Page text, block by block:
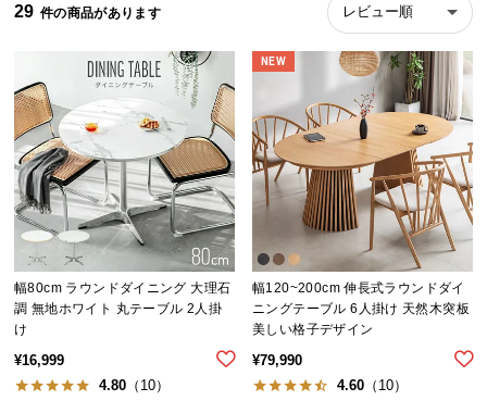
ら
イ
ン
テ
リ
テ
イ
ス
か
ら
29 レビュー順
幅80cm ラウンドダイニング 大理石
調 無地ホワイト 丸テーブル 2人掛
け
¥16,999
4.80 （10）
幅120~200cm 伸長式ラウンドダイ
ニングテーブル 6人掛け 天然木突板
美しい格子デザイン
¥79,990
4.60 （10）
NEW